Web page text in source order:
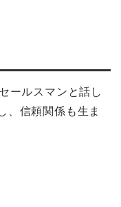
ールスマンと話し
、信頼関係も生ま